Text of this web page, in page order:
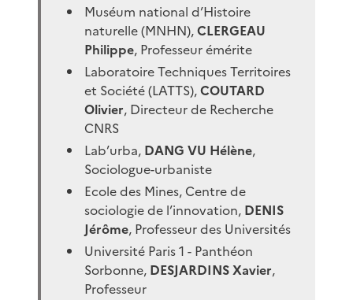
Muséum national d’Histoire
naturelle (MNHN),CLERGEAU
Philippe, Professeur émérite
Laboratoire Techniques Territoires
et Société (LATTS),COUTARD
Olivier, Directeur de Recherche
CNRS
Lab’urba, DANG VU Hélène,
Sociologue-urbaniste
Ecole des Mines, Centre de
sociologie de l’innovation, DENIS
Jérôme, Professeur des Universités
Université Paris 1 - Panthéon
Sorbonne, DESJARDINS Xavier,
Professeur